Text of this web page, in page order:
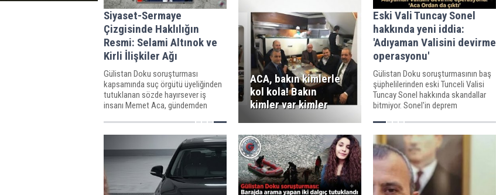
Siyaset-Sermaye
Çizgisinde Haklılığın
Resmi: Selami Altınok ve
Kirli İlişkiler Ağı
Gülistan Doku soruşturması
kapsamında suç örgütü üyeliğinden
tutuklanan sözde hayırsever iş
insanı Memet Aca, gündemden
Selami Altınok'un, Aca'ya mesafe
koymasının nedeni bugün daha iyi
anlaşılıyor.
ACA, bakın kimlerle
kol kola! Bakın
kimler var kimler
Eski Vali Tuncay Sonel
hakkında yeni iddia:
'Adıyaman Valisini devirme
operasyonu'
Gülistan Doku soruşturmasının baş
şüphelilerinden eski Tunceli Valisi
Tuncay Sonel hakkında skandallar
bitmiyor. Sonel'in deprem
Çuhadar'ı görevden aldırmak için bot
hesap organizasyonu kurduğu öne
sürüldü.